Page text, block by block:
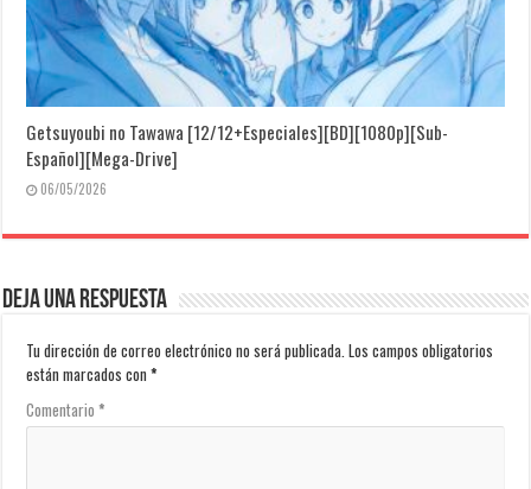
Getsuyoubi no Tawawa [12/12+Especiales][BD][1080p][Sub-
Español][Mega-Drive]
06/05/2026
Deja una respuesta
Tu dirección de correo electrónico no será publicada. Los campos obligatorios
están marcados con*
Comentario*